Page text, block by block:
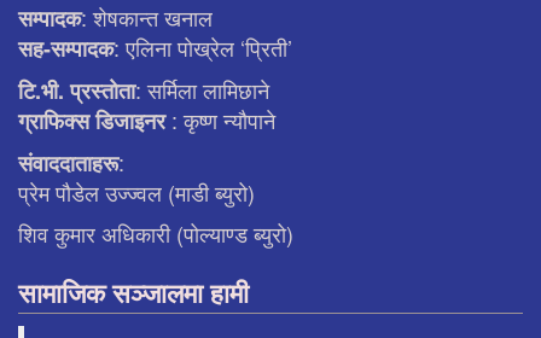
सम्पादक: शेषकान्त खनाल
सह-सम्पादक: एलिना पाेख्रेल ‘प्रिती’
टि.भी. प्रस्ताेता: सर्मिला लामिछाने
ग्राफिक्स डिजाइनर: कृष्ण न्याैपाने
संवाददाताहरू:
प्रेम पौडेल उज्ज्वल (माडी ब्युरो)
शिव कुमार अधिकारी (पोल्याण्ड ब्युरो)
सामाजिक सञ्जालमा हामी